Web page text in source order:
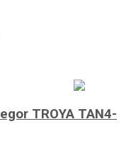
TROYA TAN4-